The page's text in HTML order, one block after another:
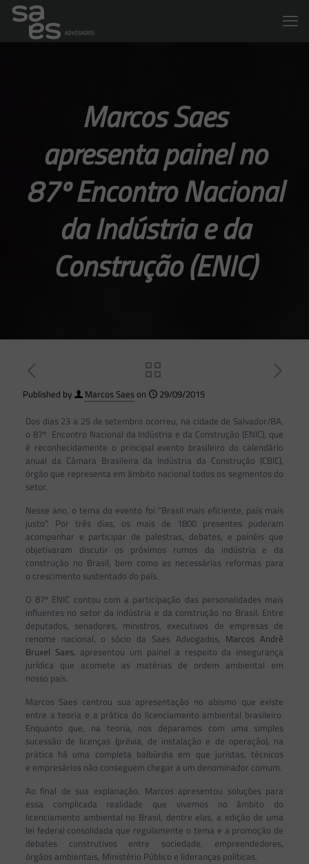
Marcos Saes
apresenta painel no
87º Encontro Nacional
da Indústria e da
Construção (ENIC)
Published by Marcos Saeson
29/09/2015
Dos dias 23 a 25 de setembro ocorreu, na cidade de Salvador/BA,
o 87º Encontro Nacional da Indústria e da Construção (ENIC), que
é reconhecidamente o principal evento brasileiro do calendário
anual da Câmara Brasileira da Indústria da Construção (CBIC),
órgão que representa em âmbito nacional todos os segmentos do
setor.
Nesse ano, o tema do evento foi “Brasil mais eficiente, país mais
justo”. Por três dias, os mais de 1800 presentes puderam
acompanhar e participar de palestras, debates, e painéis que
objetivaram discutir os próximos rumos da indústria e da
construção no Brasil, bem como as necessárias reformas para
o crescimento sustentado do país.
O 87º ENIC contou com a participação das personalidades mais
influentes no setor da indústria e da construção no Brasil. Entre
deputados, senadores, ministros, executivos de empresas de
renome nacional, o sócio da Saes Advogados, Marcos André
Bruxel Saes, apresentou um painel a respeito da insegurança
jurídica que acomete as matérias de ordem ambiental em
nosso país.
Marcos Saes centrou sua apresentação no abismo que existe
entre a teoria e a prática do licenciamento ambiental brasileiro.
Enquanto que, na teoria, nos deparamos com uma simples
sucessão de licenças (prévia, de instalação e de operação), na
prática há uma completa balbúrdia em que juristas, técnicos
e empresários não conseguem chegar a um denominador comum.
Ao final de sua explanação, Marcos apresentou soluções para
essa complicada realidade que vivemos no âmbito do
licenciamento ambiental no Brasil, dentre elas, a edição de uma
lei federal consolidada que regulamente o tema e a promoção de
debates construtivos entre sociedade, empreendedores,
órgãos ambientais, Ministério Público e lideranças políticas.